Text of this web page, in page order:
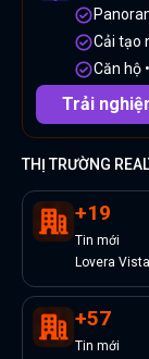
Cải tạo
Căn hộ
Trải
THỊ TRƯỜNG
+19
Tin mới
Lovera
+57
Tin mới